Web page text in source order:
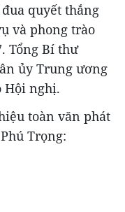
quyết thắng
và phong trào
Tổng Bí thư
ủy Trung ương
Hội nghị.
toàn văn phát
Trọng: